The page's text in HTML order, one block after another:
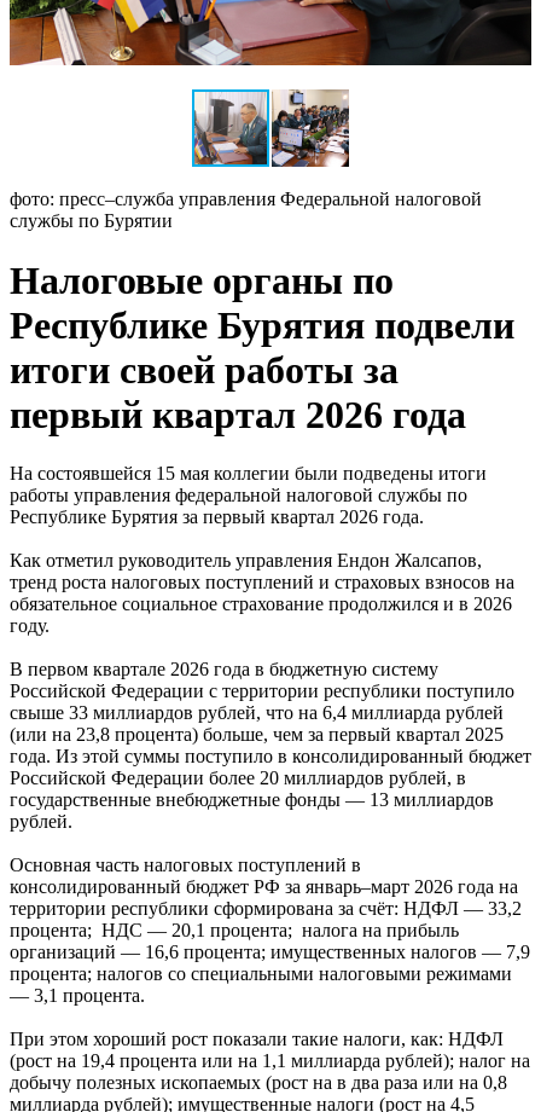
фото: пресс–служба управления Федеральной налоговой
службы по Бурятии
Налоговые органы по
Республике Бурятия подвели
итоги своей работы за
первый квартал 2026 года
На состоявшейся 15 мая коллегии были подведены итоги
работы управления федеральной налоговой службы по
Республике Бурятия за первый квартал 2026 года.
Как отметил руководитель управления Ендон Жалсапов,
тренд роста налоговых поступлений и страховых взносов на
обязательное социальное страхование продолжился и в 2026
году.
В первом квартале 2026 года в бюджетную систему
Российской Федерации с территории республики поступило
свыше 33 миллиардов рублей, что на 6,4 миллиарда рублей
(или на 23,8 процента) больше, чем за первый квартал 2025
года. Из этой суммы поступило в консолидированный бюджет
Российской Федерации более 20 миллиардов рублей, в
государственные внебюджетные фонды — 13 миллиардов
рублей.
Основная часть налоговых поступлений в
консолидированный бюджет РФ за январь–март 2026 года на
территории республики сформирована за счёт: НДФЛ — 33,2
процента; НДС — 20,1 процента; налога на прибыль
организаций — 16,6 процента; имущественных налогов — 7,9
процента; налогов со специальными налоговыми режимами
— 3,1 процента.
При этом хороший рост показали такие налоги, как: НДФЛ
(рост на 19,4 процента или на 1,1 миллиарда рублей); налог на
добычу полезных ископаемых (рост на в два раза или на 0,8
миллиарда рублей); имущественные налоги (рост на 4,5